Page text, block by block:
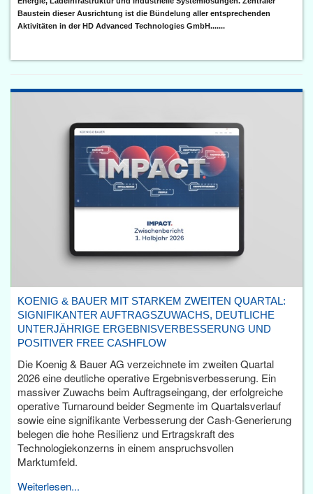
Baustein dieser Ausrichtung ist die Bündelung aller entsprechenden
Aktivitäten in der HD Advanced Technologies GmbH.......
KOENIG & BAUER MIT STARKEM ZWEITEN QUARTAL:
SIGNIFIKANTER AUFTRAGSZUWACHS, DEUTLICHE
UNTERJÄHRIGE ERGEBNISVERBESSERUNG UND
POSITIVER FREE CASHFLOW
Die Koenig & Bauer AG verzeichnete im zweiten Quartal
2026 eine deutliche operative Ergebnisverbesserung. Ein
massiver Zuwachs beim Auftragseingang, der erfolgreiche
operative Turnaround beider Segmente im Quartalsverlauf
sowie eine signifikante Verbesserung der Cash-Generierung
belegen die hohe Resilienz und Ertragskraft des
Technologiekonzerns in einem anspruchsvollen
Marktumfeld.
Weiterlesen...